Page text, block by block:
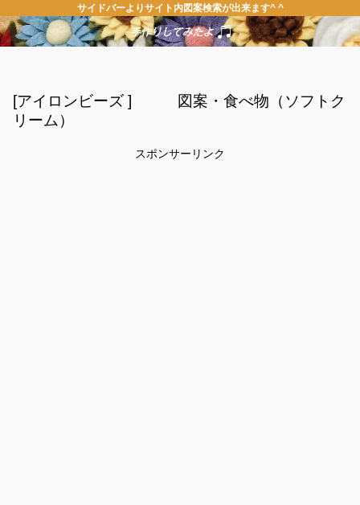
サイドバーよりサイト内図案検索が出来ます^ ^
[アイロンビーズ ] 図案・食べ物（ソフトク
リーム）
スポンサーリンク